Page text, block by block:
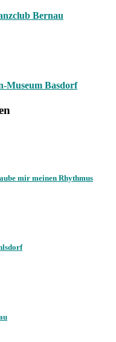
Bernau
Museum Basdorf
mir meinen Rhythmus